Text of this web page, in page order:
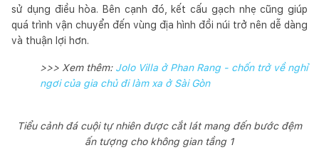
sử dụng điều hòa. Bên cạnh đó, kết cấu gạch nhẹ cũng giúp
quá trình vận chuyển đến vùng địa hình đồi núi trở nên dễ dàng
và thuận lợi hơn.
>>> Xem thêm: Jolo Villa ở Phan Rang - chốn trở về nghỉ
ngơi của gia chủ đi làm xa ở Sài Gòn
Tiểu cảnh đá cuội tự nhiên được cắt lát mang đến bước đệm
ấn tượng cho không gian tầng 1